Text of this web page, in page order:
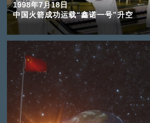
1998年7月18日
中国火箭成功运载“鑫诺一号”升空